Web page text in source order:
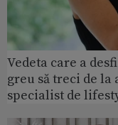
Vedeta care a
greu să treci de
specialist de